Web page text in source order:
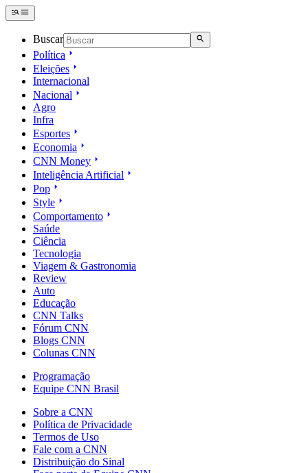
Buscar
Política
Eleições
Internacional
Nacional
Agro
Infra
Esportes
Economia
CNN Money
Inteligência Artificial
Pop
Style
Comportamento
Saúde
Ciência
Tecnologia
Viagem & Gastronomia
Review
Auto
Educação
CNN Talks
Fórum CNN
Blogs CNN
Colunas CNN
Programação
Equipe CNN Brasil
Sobre a CNN
Política de Privacidade
Termos de Uso
Fale com a CNN
Distribuição do Sinal